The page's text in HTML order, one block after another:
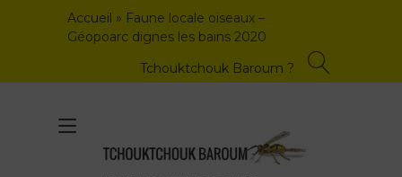
Accueil » Faune locale oiseaux –
Géopoarc dignes les bains 2020
Tchouktchouk Baroum ?
Toggle
navigation